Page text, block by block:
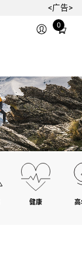
<广告>
0
Total
items
健康